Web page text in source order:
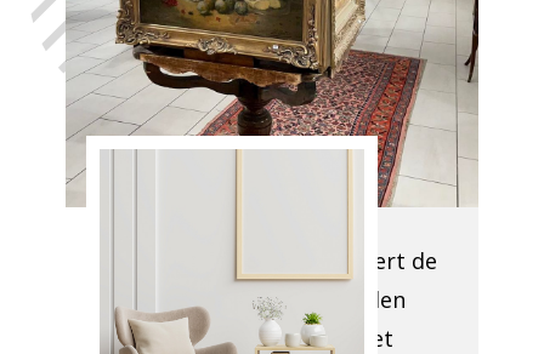
vertrouwen,
met de hulp
van Antiek
Opkoper
Ons team inspecteert de
locatie om te bepalen
wat verwijderd moet